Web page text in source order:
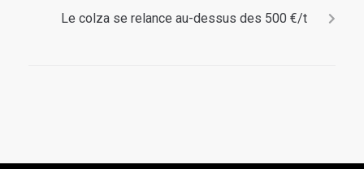
Le colza se relance au-dessus des 500 €/t